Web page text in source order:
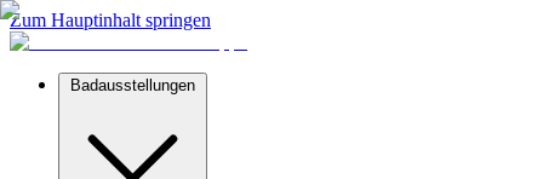
Zum Hauptinhalt springen
Badausstellungen